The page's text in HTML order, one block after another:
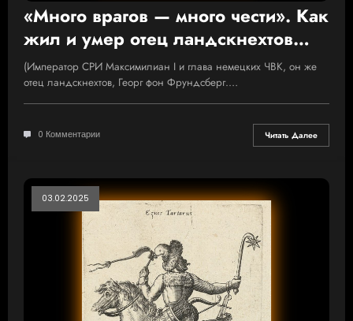
«Много врагов — много чести». Как
жил и умер отец ландскнехтов
Георг фон Фрундсберг
(Император СРИ Максимилиан I и глава немецких ЧВК, он же
отец ландскнехтов, Георг фон Фрундсберг.…
0 Комментарии Читать Далее
03.02.2025